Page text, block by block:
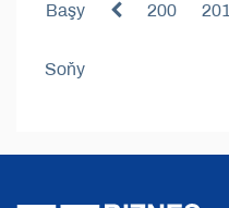
Başy 200 201
Soňy